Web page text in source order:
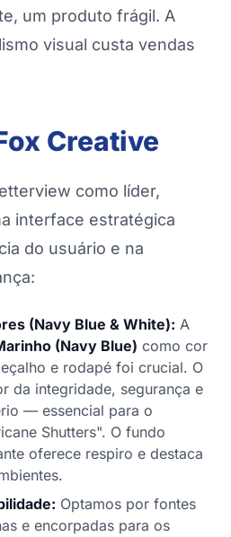
um produto frágil. A
visual custa vendas
Creative
como líder,
interface estratégica
do usuário e na
(Navy Blue & White): A
(Navy Blue) como cor
e rodapé foi crucial. O
da integridade, segurança e
— essencial para o
Shutters". O fundo
oferece respiro e destaca
Optamos por fontes
e encorpadas para os